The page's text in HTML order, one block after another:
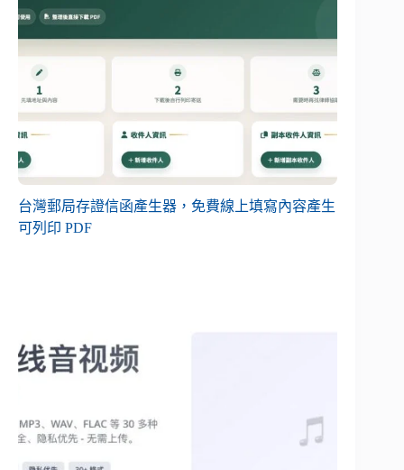
台灣郵局存證信函產生器，免費線上填寫內容產生
可列印 PDF